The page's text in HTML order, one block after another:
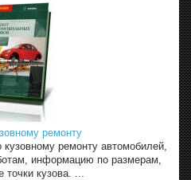
ремонту
ремонту автомобилей,
информацию по размерам,
точки кузова. ...